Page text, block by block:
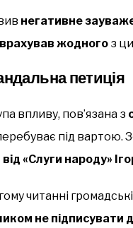
негативне
жодного з
петиція
впливу, пов’язана з
під
«Слуги народу»
читанні
не підписувати